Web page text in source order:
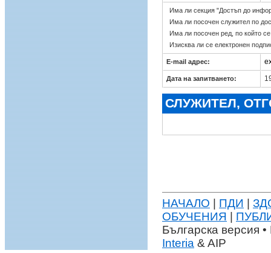
Има ли секция "Достъп до
Има ли посочен служител по
Има ли посочен ред, по който
Изисква ли се електронен
E-mail адрес:
Дата на запитването:
СЛУЖИТЕЛ,
НАЧАЛО | ПДИ |
ОБУЧЕНИЯ |
Българска версия
Interia & AIP